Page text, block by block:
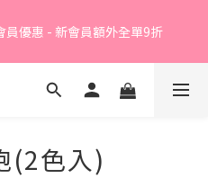
員優惠 - 新會員額外全單9折
選睡衣買2件折❤️
(2色入)